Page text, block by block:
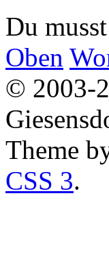
Du
Oben
© 2003-
Theme
CSS 3.